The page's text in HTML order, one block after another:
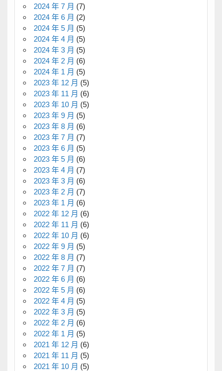
2024 年 7 月 (7)
2024 年 6 月 (2)
2024 年 5 月 (5)
2024 年 4 月 (5)
2024 年 3 月 (5)
2024 年 2 月 (6)
2024 年 1 月 (5)
2023 年 12 月 (5)
2023 年 11 月 (6)
2023 年 10 月 (5)
2023 年 9 月 (5)
2023 年 8 月 (6)
2023 年 7 月 (7)
2023 年 6 月 (5)
2023 年 5 月 (6)
2023 年 4 月 (7)
2023 年 3 月 (6)
2023 年 2 月 (7)
2023 年 1 月 (6)
2022 年 12 月 (6)
2022 年 11 月 (6)
2022 年 10 月 (6)
2022 年 9 月 (5)
2022 年 8 月 (7)
2022 年 7 月 (7)
2022 年 6 月 (6)
2022 年 5 月 (6)
2022 年 4 月 (5)
2022 年 3 月 (5)
2022 年 2 月 (6)
2022 年 1 月 (5)
2021 年 12 月 (6)
2021 年 11 月 (5)
2021 年 10 月 (5)